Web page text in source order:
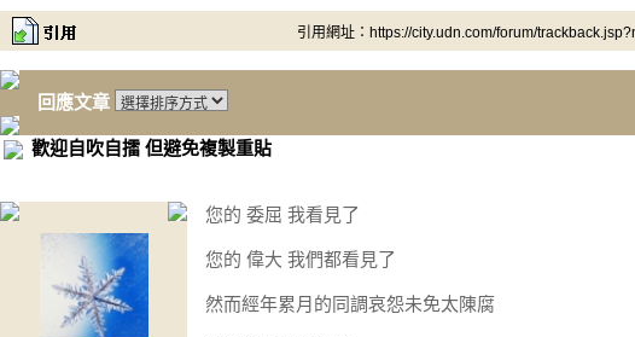
引用網址：https://city.udn.com/forum/
回應文章
歡迎自吹自擂 但避免複製重貼
您的 委屈 我看見了
您的 偉大 我們都看見了
然而經年累月的同調哀怨未免太陳腐